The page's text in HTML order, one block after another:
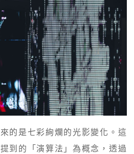
的是七彩絢爛的光影變化。這
到的「演算法」為概念，透過